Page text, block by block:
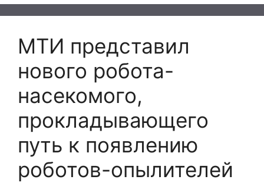
МТИ представил
нового робота-
насекомого,
прокладывающего
путь к появлению
роботов-опылителей